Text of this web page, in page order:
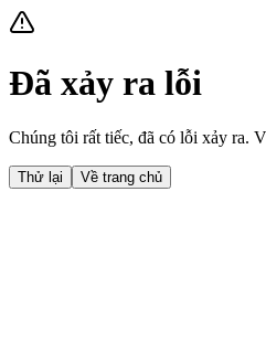
Đã xảy ra lỗi
Chúng tôi rất tiếc, đã có lỗi xảy ra.
Thử lại Về trang chủ